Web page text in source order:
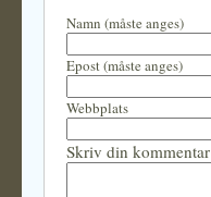
Namn (måste anges)
Epost (måste anges)
Webbplats
Skriv din kommentar